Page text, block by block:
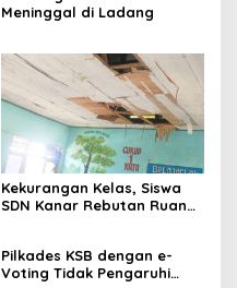
Meninggal di Ladang
Kekurangan Kelas, Siswa
SDN Kanar Rebutan Ruang
Pilkades KSB dengan e-
Voting Tidak Pengaruhi